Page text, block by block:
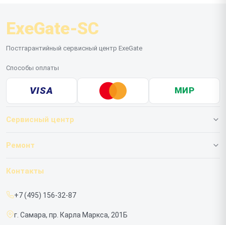
ExeGate-SC
Постгарантийный сервисный центр ExeGate
Способы оплаты
VISA МИР
Сервисный центр
О нашем сервисе
Срочный ремонт
Доставка и способы оплаты
Ремонт
ИБП
Контакты
+7 (495) 156-32-87
г. Самара, пр. Карла Маркса, 201Б